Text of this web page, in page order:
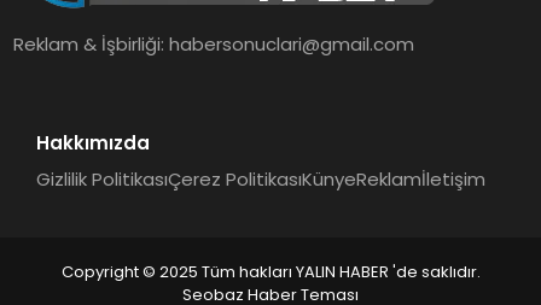
Reklam & İşbirliği:habersonuclari@gmail.com
Hakkımızda
Gizlilik PolitikasıÇerez PolitikasıKünyeReklamİletişim
Copyright © 2025 Tüm hakları YALIN HABER 'de saklıdır.
Seobaz Haber Teması